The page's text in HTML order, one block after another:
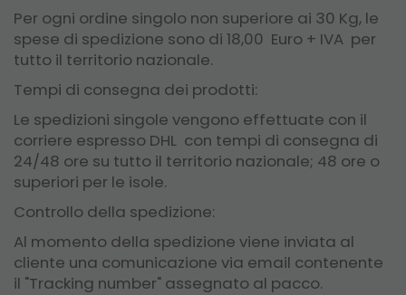
Per ogni ordine singolo non superiore ai 30 Kg, le
spese di spedizione sono di 18,00 Euro + IVA per
tutto il territorio nazionale.
Tempi di consegna dei prodotti:
Le spedizioni singole vengono effettuate con il
corriere espresso DHL con tempi di consegna di
24/48 ore su tutto il territorio nazionale; 48 ore o
superiori per le isole.
Controllo della spedizione:
Al momento della spedizione viene inviata al
cliente una comunicazione via email contenente
il "Tracking number" assegnato al pacco.